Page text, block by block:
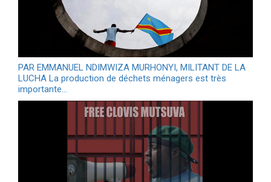
PAR EMMANUEL NDIMWIZA MURHONYI, MILITANT DE LA
LUCHA La production de déchets ménagers est très
importante…